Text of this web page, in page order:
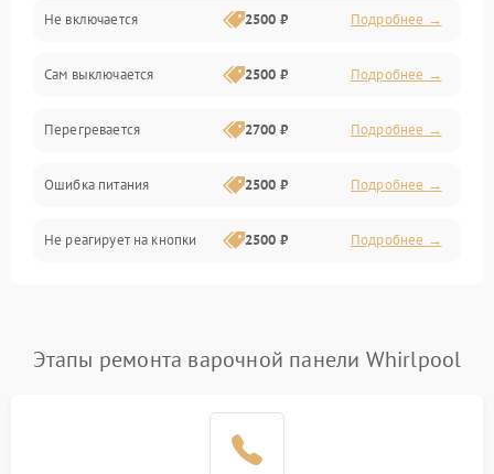
Не включается 2500 ₽ Подробнее →
Сам выключается 2500 ₽ Подробнее →
Перегревается 2700 ₽ Подробнее →
Ошибка питания 2500 ₽ Подробнее →
Не реагирует на кнопки 2500 ₽ Подробнее →
Этапы ремонта варочной панели Whirlpool